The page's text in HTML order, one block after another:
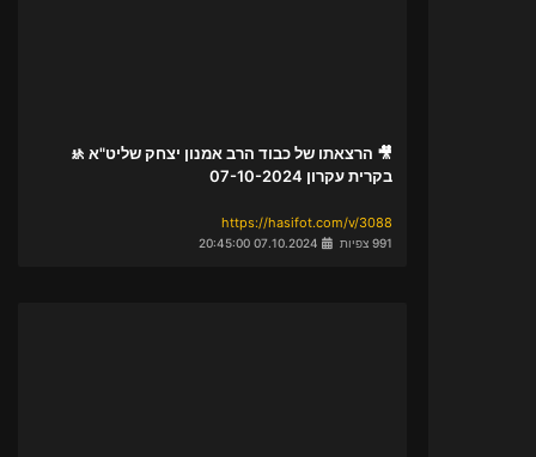
🎥 הרצאתו של כבוד הרב אמנון יצחק שליט"א 🚸
בקרית עקרון 07-10-2024
https://hasifot.com/v/3088
991 צפיות